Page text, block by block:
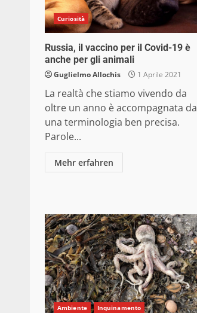
Curiosità
Russia, il vaccino per il Covid-19 è
anche per gli animali
Guglielmo Allochis 1 Aprile 2021
La realtà che stiamo vivendo da
oltre un anno è accompagnata da
una terminologia ben precisa.
Parole...
Mehr erfahren
Ambiente Inquinamento